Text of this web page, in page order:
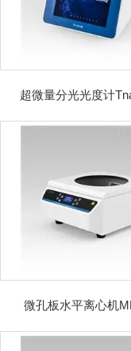
超微量分光光度计
微孔板水平离心机